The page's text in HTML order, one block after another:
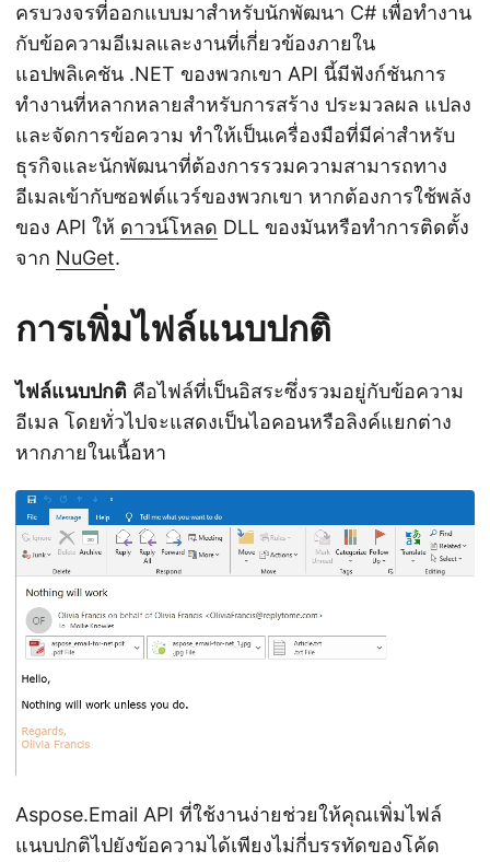
ครบวงจรที่ออกแบบมาสำหรับนักพัฒนา C# เพื่อทำงาน
กับข้อความอีเมลและงานที่เกี่ยวข้องภายใน
แอปพลิเคชัน .NET ของพวกเขา API นี้มีฟังก์ชันการ
ทำงานที่หลากหลายสำหรับการสร้าง ประมวลผล แปลง
และจัดการข้อความ ทำให้เป็นเครื่องมือที่มีค่าสำหรับ
ธุรกิจและนักพัฒนาที่ต้องการรวมความสามารถทาง
อีเมลเข้ากับซอฟต์แวร์ของพวกเขา หากต้องการใช้พลัง
ของ API ให้ ดาวน์โหลด DLL ของมันหรือทำการติดตั้ง
จาก NuGet.
การเพิ่มไฟล์แนบปกติ
ไฟล์แนบปกติ คือไฟล์ที่เป็นอิสระซึ่งรวมอยู่กับข้อความ
อีเมล โดยทั่วไปจะแสดงเป็นไอคอนหรือลิงค์แยกต่าง
หากภายในเนื้อหา
Aspose.Email API ที่ใช้งานง่ายช่วยให้คุณเพิ่มไฟล์
แนบปกติไปยังข้อความได้เพียงไม่กี่บรรทัดของโค้ด